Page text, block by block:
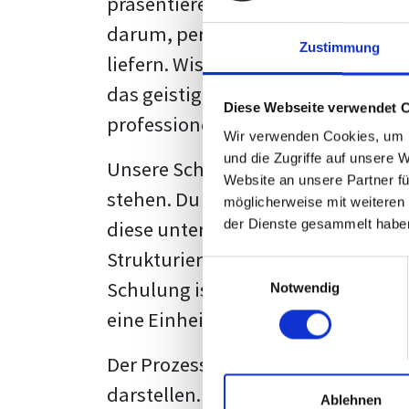
Zustimmung
Diese Webseite verwendet
Wir verwenden Cookies,
und die Zugriffe auf unsere
Website an unsere Partner
möglicherweise mit
der Dienste gesammelt
Notwendig
Ablehnen
darum, persönliche Meinungen
liefern. Wissenschaftliche Texte,
das geistige Eigentum des
professionell zu kommunizieren.
Unsere Schulung wurde mit Blick
stehen. Du wirst nicht nur
diese unter Zuhilfenahme von
Strukturierung ist ebenso
Schulung ist so konzipiert, dass
eine Einheitslösung zu bieten.
Der Prozess des
darstellen. Jedoch, ausgestattet